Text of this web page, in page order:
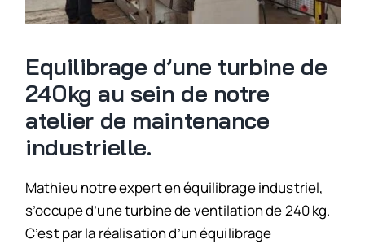
Equilibrage d’une turbine de
240kg au sein de notre
atelier de maintenance
industrielle.
Mathieu notre expert en équilibrage industriel,
s’occupe d’une turbine de ventilation de 240 kg.
C’est par la réalisation d’un équilibrage